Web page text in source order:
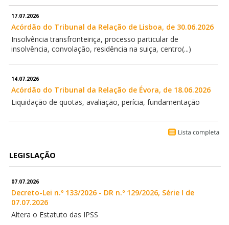
17.07.2026
Acórdão do Tribunal da Relação de Lisboa, de 30.06.2026
Insolvência transfronteiriça, processo particular de
insolvência, convolação, residência na suiça, centro(...)
14.07.2026
Acórdão do Tribunal da Relação de Évora, de 18.06.2026
Liquidação de quotas, avaliação, perícia, fundamentação
LEGISLAÇÃO
07.07.2026
Decreto-Lei n.º 133/2026 - DR n.º 129/2026, Série I de
07.07.2026
Altera o Estatuto das IPSS